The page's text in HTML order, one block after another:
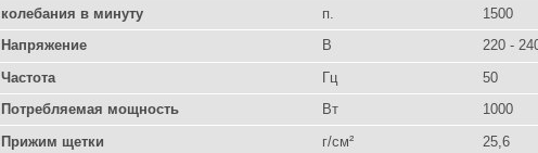
колебания в минуту
п.
1500
Напряжение
В
220 -
Частота
Гц
50
Потребляемая мощность
Вт
1000
Прижим щетки
г/см²
25,6